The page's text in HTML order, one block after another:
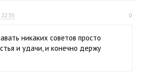
0
никаких советов просто
и удачи, и конечно держу